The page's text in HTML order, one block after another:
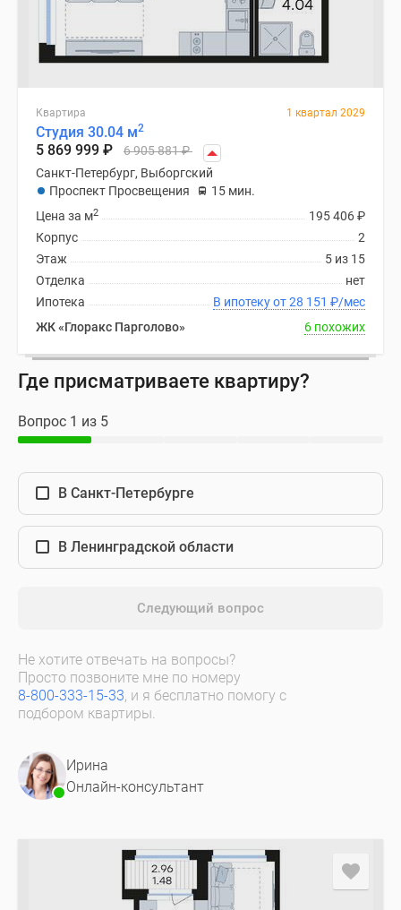
Квартира 1 квартал 2029
Студия 30.04 м2
5 869 999 ₽ 6 905 881₽
Санкт-Петербург, Выборгский
Проспект Просвещения
15 мин.
195 406₽
Цена за м2
2
Корпус
5 из 15
Этаж
нет
Отделка
В ипотеку от 28 151 ₽/мес
Ипотека
ЖК «Глоракс Парголово»
6 похожих
Где присматриваете квартиру?
Вопрос 1 из 5
В Санкт-Петербурге
В Ленинградской области
Следующий вопрос
Не хотите отвечать на вопросы?
Просто позвоните мне по номеру
8-800-333-15-33, и я бесплатно помогу с
подбором квартиры.
Ирина
Онлайн-консультант